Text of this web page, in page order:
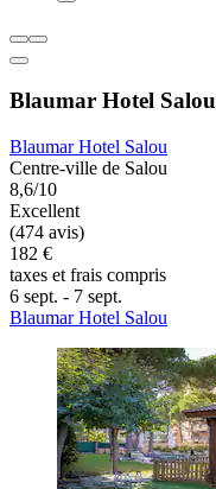
Blaumar Hotel Salou
Blaumar Hotel Salou
Centre-ville de Salou
8,6/10
Excellent
(474 avis)
182 €
taxes et frais compris
6 sept. - 7 sept.
Blaumar Hotel Salou